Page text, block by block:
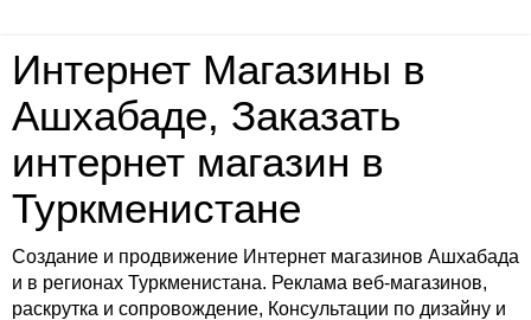
Интернет Магазины в
Ашхабаде, Заказать
интернет магазин в
Туркменистане
Создание и продвижение Интернет магазинов Ашхабада
и в регионах Туркменистана. Реклама веб-магазинов,
раскрутка и сопровождение, Консультации по дизайну и